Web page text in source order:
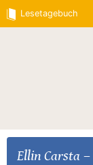
Lesetagebuch
Ellin Carsta –